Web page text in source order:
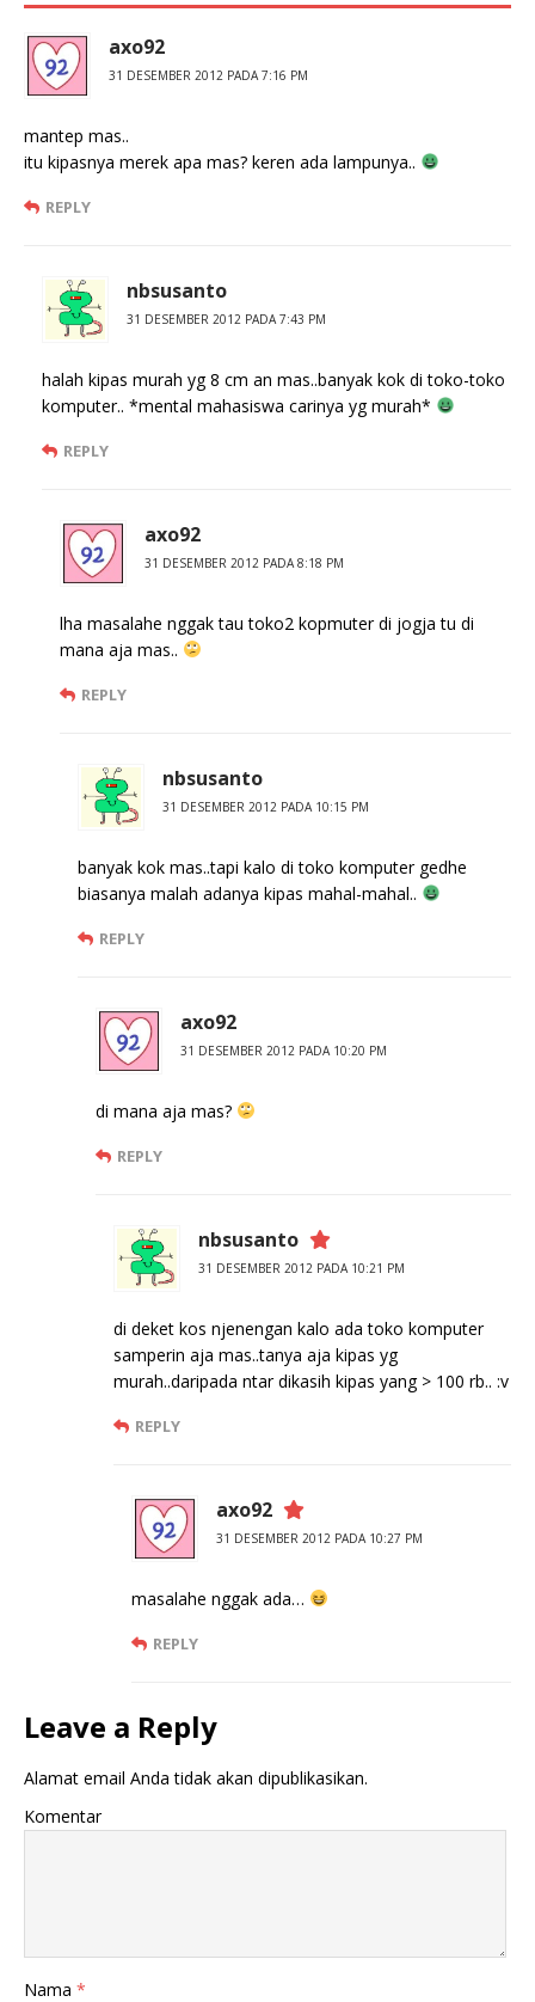
axo92
31 DESEMBER 2012 PADA 7:16 PM
mantep mas..
itu kipasnya merek apa mas? keren ada lampunya..
REPLY
nbsusanto
31 DESEMBER 2012 PADA 7:43 PM
halah kipas murah yg 8 cm an mas..banyak kok di toko-toko
komputer.. *mental mahasiswa carinya yg murah*
REPLY
axo92
31 DESEMBER 2012 PADA 8:18 PM
lha masalahe nggak tau toko2 kopmuter di jogja tu di
mana aja mas..
REPLY
nbsusanto
31 DESEMBER 2012 PADA 10:15 PM
banyak kok mas..tapi kalo di toko komputer gedhe
biasanya malah adanya kipas mahal-mahal..
REPLY
axo92
31 DESEMBER 2012 PADA 10:20 PM
di mana aja mas?
REPLY
nbsusanto
31 DESEMBER 2012 PADA 10:21 PM
di deket kos njenengan kalo ada toko komputer
samperin aja mas..tanya aja kipas yg
murah..daripada ntar dikasih kipas yang > 100 rb.. :v
REPLY
axo92
31 DESEMBER 2012 PADA 10:27 PM
masalahe nggak ada…
REPLY
Leave a Reply
Alamat email Anda tidak akan dipublikasikan.
Komentar
Nama *